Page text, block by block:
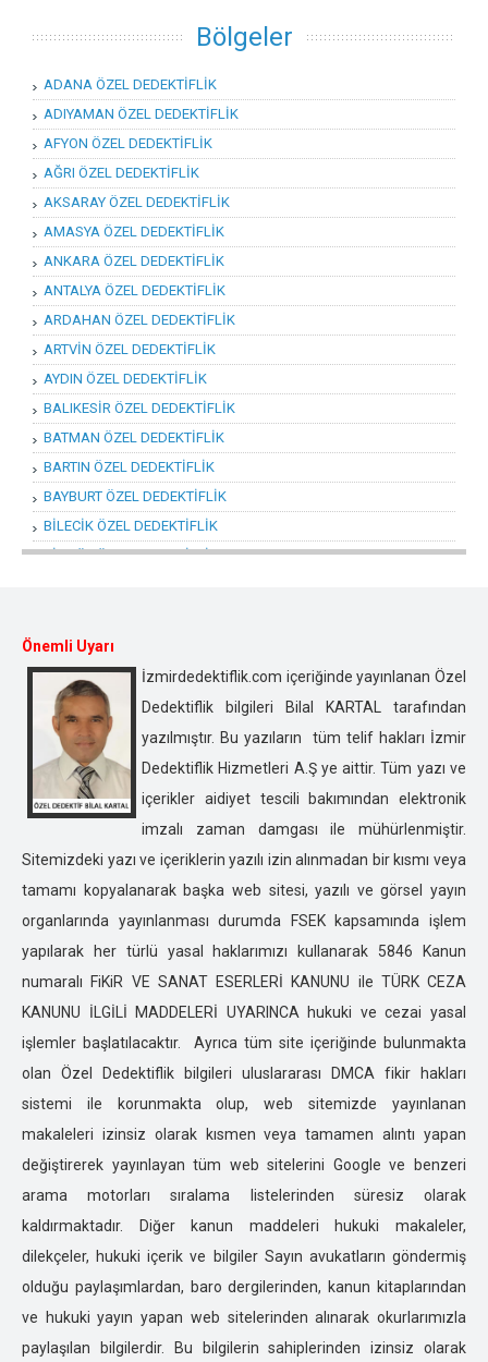
Bölgeler
ADANA ÖZEL DEDEKTİFLİK
ADIYAMAN ÖZEL DEDEKTİFLİK
AFYON ÖZEL DEDEKTİFLİK
AĞRI ÖZEL DEDEKTİFLİK
AKSARAY ÖZEL DEDEKTİFLİK
AMASYA ÖZEL DEDEKTİFLİK
ANKARA ÖZEL DEDEKTİFLİK
ANTALYA ÖZEL DEDEKTİFLİK
ARDAHAN ÖZEL DEDEKTİFLİK
ARTVİN ÖZEL DEDEKTİFLİK
AYDIN ÖZEL DEDEKTİFLİK
BALIKESİR ÖZEL DEDEKTİFLİK
BATMAN ÖZEL DEDEKTİFLİK
BARTIN ÖZEL DEDEKTİFLİK
BAYBURT ÖZEL DEDEKTİFLİK
BİLECİK ÖZEL DEDEKTİFLİK
BİNGÖL ÖZEL DEDEKTİFLİK
BURDUR ÖZEL DEDEKTİFLİK
BURSA ÖZEL DEDEKTİFLİK
ÇANAKKALE ÖZEL DEDEKTİFLİK
ÇANKIRI ÖZEL DEDEKTİFLİK
ÇORUM ÖZEL DEDEKTİFLİK
DENİZLİ ÖZEL DEDEKTİFLİK
DİYARBAKIR ÖZEL DEDEKTİFLİK
DÜZCE ÖZEL DEDEKTİFLİK
GİRESUN ÖZEL DEDEKTİFLİK
GÜMÜŞHANE ÖZEL DEDEKTİFLİK
HAKKARİ ÖZEL DEDEKTİFLİK
HATAY ÖZEL DEDEKTİFLİK
ISPARTA ÖZEL DEDEKTİFLİK
IĞDIR ÖZEL DEDEKTİFLİK
İSTANBUL ÖZEL DEDEKTİFLİK
İZMİR ÖZEL DEDEKTİFLİK
KARS ÖZEL DEDEKTİFLİK
KASTOMONU ÖZEL DEDEKTİFLİK
KARAMAN ÖZEL DEDEKTİFLİK
Önemli Uyarı
İzmirdedektiflik.com içeriğinde yayınlanan Özel
Dedektiflik bilgileri Bilal KARTAL tarafından
yazılmıştır. Bu yazıların tüm telif hakları İzmir
Dedektiflik Hizmetleri A.Ş ye aittir. Tüm yazı ve
içerikler aidiyet tescili bakımından elektronik
imzalı zaman damgası ile mühürlenmiştir.
Sitemizdeki yazı ve içeriklerin yazılı izin alınmadan bir kısmı veya
tamamı kopyalanarak başka web sitesi, yazılı ve görsel yayın
organlarında yayınlanması durumda FSEK kapsamında işlem
yapılarak her türlü yasal haklarımızı kullanarak 5846 Kanun
numaralı FiKiR VE SANAT ESERLERİ KANUNU ile TÜRK CEZA
KANUNU İLGİLİ MADDELERİ UYARINCA hukuki ve cezai yasal
işlemler başlatılacaktır. Ayrıca tüm site içeriğinde bulunmakta
olan Özel Dedektiflik bilgileri uluslararası DMCA fikir hakları
sistemi ile korunmakta olup, web sitemizde yayınlanan
makaleleri izinsiz olarak kısmen veya tamamen alıntı yapan
değiştirerek yayınlayan tüm web sitelerini Google ve benzeri
arama motorları sıralama listelerinden süresiz olarak
kaldırmaktadır. Diğer kanun maddeleri hukuki makaleler,
dilekçeler, hukuki içerik ve bilgiler Sayın avukatların göndermiş
olduğu paylaşımlardan, baro dergilerinden, kanun kitaplarından
ve hukuki yayın yapan web sitelerinden alınarak okurlarımızla
paylaşılan bilgilerdir. Bu bilgilerin sahiplerinden izinsiz olarak